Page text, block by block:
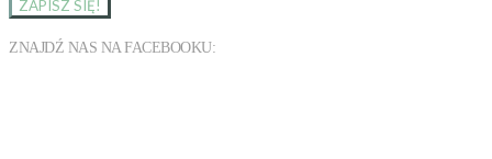
ZNAJDŹ NAS NA FACEBOOKU: